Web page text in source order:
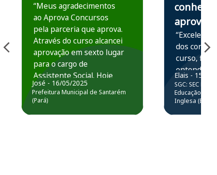
“Meus agradecimentos
ao Aprova Concursos
pela parceria que aprova.
Através do curso alcancei
aprovação em sexto lugar
para o cargo de
Assistente Social. Hoje
estou atuando na
Prefeitura de Santarém.
José - 16/05/2025
Prefeitura Municipal de Santarém
(Pará)
conhece,
aprova
“Excelente
dos
curso,
entender e
prática
resolução
questões.”
Elais - 15/07/
SGC: SEC BA
Educação
Inglesa (Edital